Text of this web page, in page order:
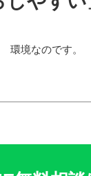
環境なのです。